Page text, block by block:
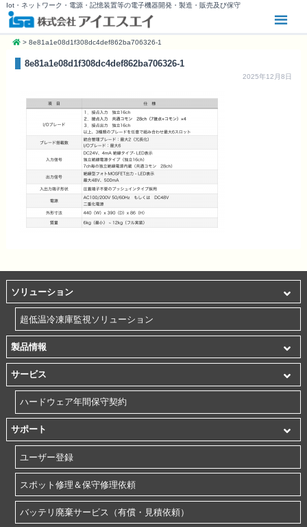
Iot・ネットワーク・電源・記憶装置等の電子機器開発・製造・販売及び保守
> 8e81a1e08d1f308dc4def862ba706326-1
8e81a1e08d1f308dc4def862ba706326-1
2025年12月8日
ソリューション
超低温冷凍庫監視ソリューション
製品情報
サービス
ハードウェア年間保守契約
サポート
ユーザー登録
スポット修理＆保守修理依頼
バッテリ廃棄サービス（有償・見積依頼）